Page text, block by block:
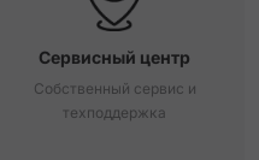
Сервисный центр
Собственный сервис и
техподдержка